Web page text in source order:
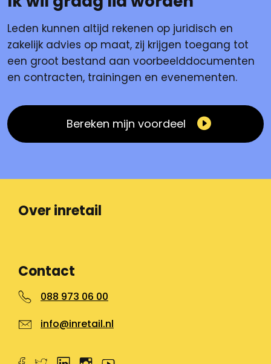
Leden kunnen altijd rekenen op juridisch en
zakelijk advies op maat, zij krijgen toegang tot
een groot bestand aan voorbeelddocumenten
en contracten, trainingen en evenementen.
Bereken mijn voordeel
Over inretail
Contact
088 973 06 00
info@inretail.nl